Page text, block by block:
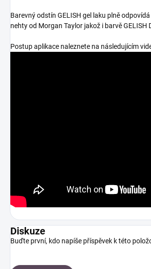
Barevný odstín GELISH gel laku plně
nehty od Morgan Taylor jakož i barvě GELISH
Postup aplikace naleznete na následujícím
Diskuze
Buďte první, kdo napíše příspěvek k této